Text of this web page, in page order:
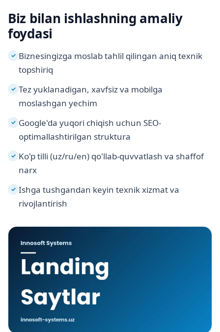
Biz bilan ishlashning amaliy
foydasi
✓ Biznesingizga moslab tahlil qilingan aniq texnik
topshiriq
✓ Tez yuklanadigan, xavfsiz va mobilga
moslashgan yechim
✓ Google'da yuqori chiqish uchun SEO-
optimallashtirilgan struktura
✓ Ko'p tilli (uz/ru/en) qo'llab-quvvatlash va shaffof
narx
✓ Ishga tushgandan keyin texnik xizmat va
rivojlantirish